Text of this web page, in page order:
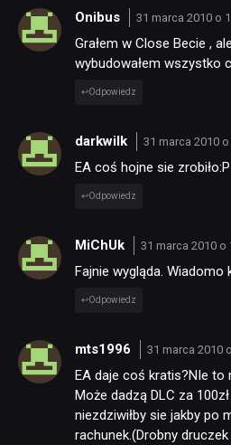
Onibus 31 marca 2010 o
Grałem w Close Becie ,
wybudowałem wszystko
Odpowiedz
darkwilk 31 marca 2010 o
EA coś hojne sie zrobiło:P
Odpowiedz
MiChUk 31 marca 2010 o
Fajnie wygląda. Wiadomo
Odpowiedz
mts1996 31 marca 2010
EA daje coś kratis?NIe
Może dadzą DLC za
niezdziwiłby sie jakby po
rachunek.(Drobny